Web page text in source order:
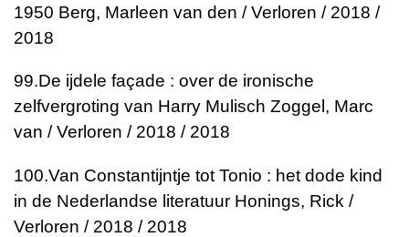
1950 Berg, Marleen van den / Verloren / 2018 /
2018
99.De ijdele façade : over de ironische
zelfvergroting van Harry Mulisch Zoggel, Marc
van / Verloren / 2018 / 2018
100.Van Constantijntje tot Tonio : het dode kind
in de Nederlandse literatuur Honings, Rick /
Verloren / 2018 / 2018